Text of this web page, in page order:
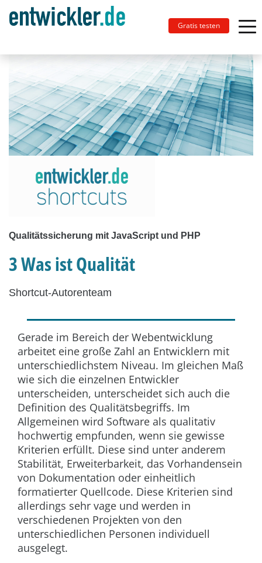
Gratis testen
Qualitätssicherung mit JavaScript und PHP
3 Was ist Qualität
Shortcut-Autorenteam
Gerade im Bereich der Webentwicklung
arbeitet eine große Zahl an Entwicklern mit
unterschiedlichstem Niveau. Im gleichen Maß
wie sich die einzelnen Entwickler
unterscheiden, unterscheidet sich auch die
Definition des Qualitätsbegriffs. Im
Allgemeinen wird Software als qualitativ
hochwertig empfunden, wenn sie gewisse
Kriterien erfüllt. Diese sind unter anderem
Stabilität, Erweiterbarkeit, das Vorhandensein
von Dokumentation oder einheitlich
formatierter Quellcode. Diese Kriterien sind
allerdings sehr vage und werden in
verschiedenen Projekten von den
unterschiedlichen Personen individuell
ausgelegt.